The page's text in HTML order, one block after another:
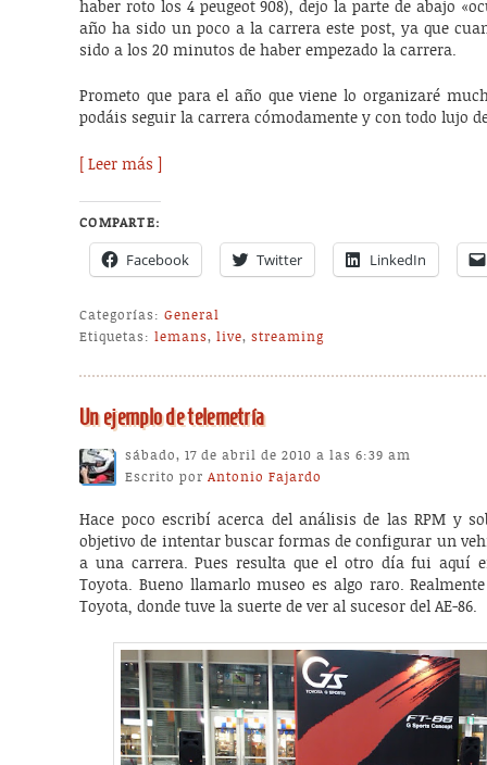
haber roto los 4 peugeot 908), dejo la parte de abajo
año ha sido un poco a la carrera este post, ya que
sido a los 20 minutos de haber empezado la carrera.
Prometo que para el año que viene lo organizaré
podáis seguir la carrera cómodamente y con todo lujo
[ Leer más ]
COMPARTE:
Facebook Twitter LinkedIn
Categorías: General
Etiquetas: lemans,live,streaming
Un ejemplo de telemetría
sábado, 17 de abril de 2010 a las 6:39 am
Escrito porAntonio Fajardo
Hace poco escribí acerca del análisis de las RPM y
objetivo de intentar buscar formas de configurar un
a una carrera. Pues resulta que el otro día fui aquí
Toyota. Bueno llamarlo museo es algo raro.
Toyota, donde tuve la suerte de ver al sucesor del AE-86.